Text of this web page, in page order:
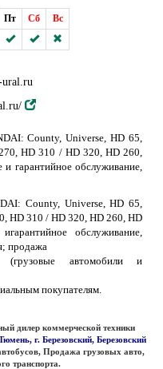
Пт Сб Вс
County, Universe, HD 65,
HD 310 / HD 320, HD 260,
гарантийное обслуживание,
County, Universe, HD 65,
HD 310 / HD 320, HD 260, HD
обслуживание,
продажа
(грузовые автомобили и
покупателям.
дилер коммерческой техники
г. Березовский, Березовский
Продажа грузовых авто,
транспорта.